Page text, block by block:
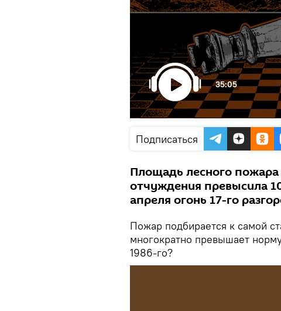
35:05
Подписаться
Площадь лесного
отчуждения превысила
апреля огонь 17-го
Пожар подбирается к самой
многократно превышает
1986-го?